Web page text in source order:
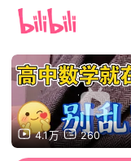
4.1万 260